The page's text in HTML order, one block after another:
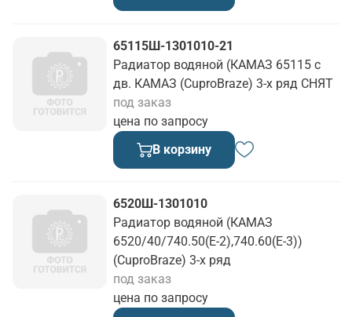
65115Ш-1301010-21
Радиатор водяной (КАМАЗ 65115 с
дв. КАМАЗ (CuproBraze) 3-х ряд СНЯТ
цена по запросу
под заказ
В корзину
6520Ш-1301010
Радиатор водяной (КАМАЗ
6520/40/740.50(Е-2),740.60(Е-3))
(CuproBraze) 3-х ряд
цена по запросу
под заказ